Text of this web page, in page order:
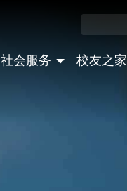
社会服务 校友之家